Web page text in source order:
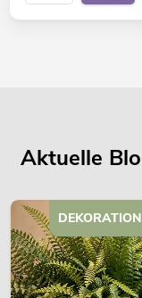
Aktuelle
DEKORATION